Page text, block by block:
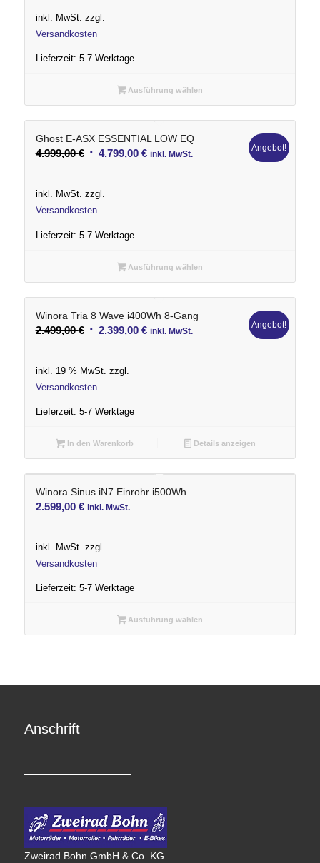
war:
3.399,00 €
inkl. MwSt. zzgl.
Versandkosten
Lieferzeit: 5-7 Werktage
Ausführung wählen
Ghost E-ASX ESSENTIAL LOW EQ
4.999,00€ Ursprünglicher
war:
4.999,00 €
4.799,00 €Aktueller
inkl. MwSt.
Angebot!
inkl. MwSt. zzgl.
Versandkosten
Lieferzeit: 5-7 Werktage
Ausführung wählen
Winora Tria 8 Wave i400Wh 8-Gang
2.499,00€ Ursprünglicher
2.399,00 €Aktueller
inkl. MwSt.
Angebot!
inkl. 19 % MwSt. zzgl.
Versandkosten
Lieferzeit: 5-7 Werktage
In den Warenkorb Details anzeigen
Winora Sinus iN7 Einrohr i500Wh
2.599,00 € inkl. MwSt.
inkl. MwSt. zzgl.
Versandkosten
Lieferzeit: 5-7 Werktage
Ausführung wählen
Anschrift
Zweirad Bohn GmbH & Co. KG